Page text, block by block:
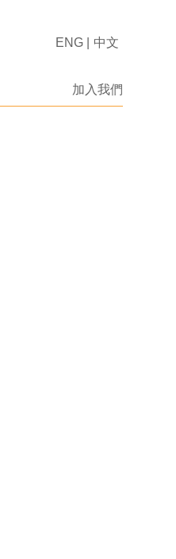
加入我們
ENG 中文